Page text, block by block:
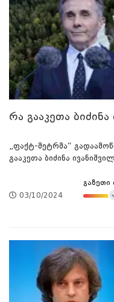
რა გააკეთა ბიძინა
„ფაქტ-მეტრმა“
გააკეთა ბიძინა
03/10/2024
გაზეთი